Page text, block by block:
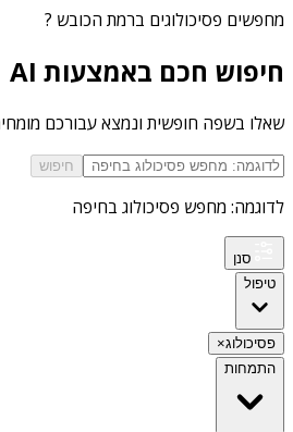
מחפשים פסיכולוגים ברמת הכובש ?
חיפוש חכם באמצעות AI
שאלו בשפה חופשית ונמצא עבורכם
חיפוש
לדוגמה: מחפש פסיכולוג בחיפה
סנן
טיפול
פסיכולוג×
התמחות